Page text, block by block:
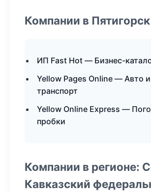
Компании в Пятигорск
ИП Fast Hot — Бизнес-
Yellow Pages Online — Авто и
транспорт
Yellow Online Express —
пробки
Компании в регионе:
Кавказский